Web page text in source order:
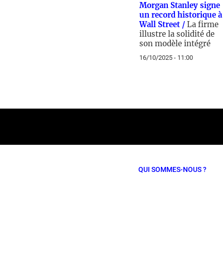
Morgan Stanley signe
un record historique à
Wall Street / La firme
illustre la solidité de
son modèle intégré
16/10/2025 - 11:00
QUI SOMMES-NOUS ?